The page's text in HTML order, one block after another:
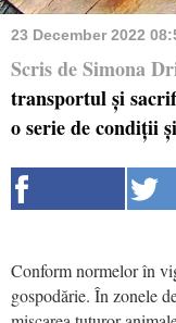
23 December 2022
Scris de Simona
transportul și
o serie de condiții
Conform normelor în
gospodărie. În zonele